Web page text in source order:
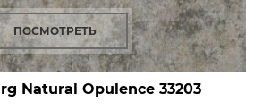
ПОСМОТРЕТЬ
Natural Opulence 33203